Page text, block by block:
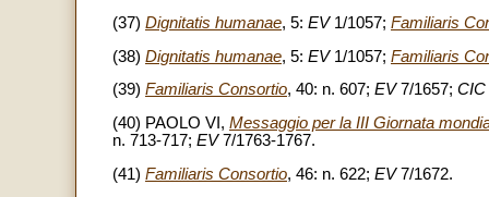
(37) Dignitatis humanae, 5: EV1/1057; Familiaris
(38) Dignitatis humanae, 5: EV1/1057; Familiaris
(39) Familiaris Consortio, 40: n. 607; EV7/1657; CIC
(40) PAOLO VI, Messaggio per la III Giornata
n. 713-717; EV7/1763-1767.
(41) Familiaris Consortio, 46: n. 622; EV7/1672.